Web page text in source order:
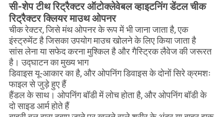
सी-शेप टीथ रिट्रैक्टर ऑटोक्लेवेबल व्हाइटनिंग डेंटल चीक
रिट्रैक्टर क्लियर माउथ ओपनर
चीक रेक्टर, जिसे मंथ ओपनर के रूप में भी जाना जाता है, एक
इंस्ट्रुमेंट है जिसका उपयोग माउच खोलने के लिए किया जाता है
सांस लेना या सफेद करना मुश्किल है और गैस्ट्रिक लैवेज की जरूरत
है। उद्घाटन का मुख्य भाग
डिवाइस यू-आकार का है, और ओपनिंग डिवाइस के दोनों सिरे क्रमशः
फाइल से जुड़े हुए हैं
हैंडल के साथ। ओपनिंग बॉडी में लोच होता है, और ओपनिंग बॉडी के
दो साइड आर्म होते हैं